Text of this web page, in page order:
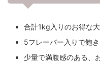
合計1kg入りのお得な
5フレーバー入りで飽
少量で満腹感のある